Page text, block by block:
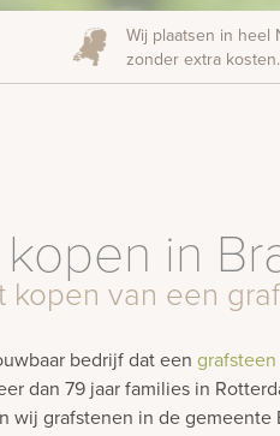
Wij plaatsen in heel
zonder extra kosten.
in
kopen van een
bedrijf dat een grafsteen
dan 79 jaar families in
wij grafstenen in de gemeente